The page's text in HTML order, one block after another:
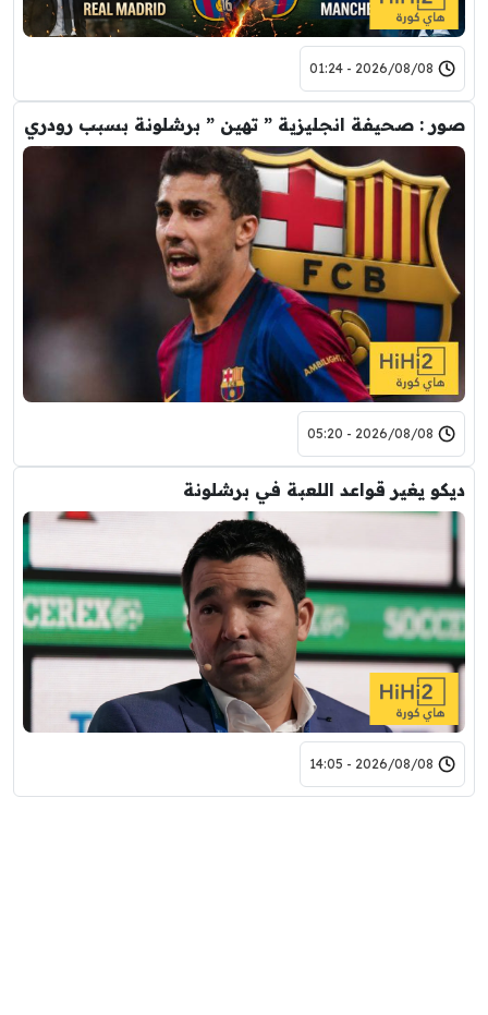
2026/08/08 - 01:24
صور : صحيفة انجليزية ” تهين ” برشلونة بسبب رودري
2026/08/08 - 05:20
ديكو يغير قواعد اللعبة في برشلونة
2026/08/08 - 14:05